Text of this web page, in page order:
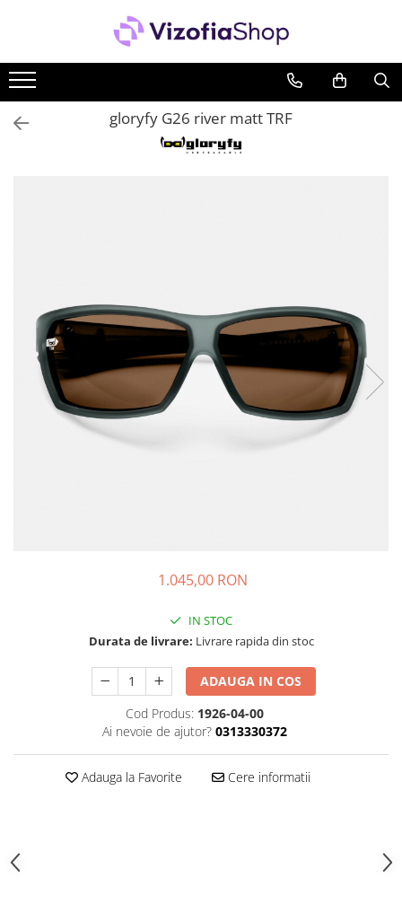
SOLUȚII ÎNTREȚINERE LENTILE DE
PACHETE AVANTAJOASE SOLUȚII
Pachete întreținere lentile moi
Pachete întreținere lentile dure/
RGP/ Ortho-K
PACHETE LENTILE DE CONTACT
Lentile sferice
SĂNĂTATE OCULARĂ
Pleoape și zona perioculară
Tratament Blefarită
gloryfy G26 river matt TRF
1.045,00 RON
IN STOC
Durata de livrare: Livrare rapida din stoc
ADAUGA IN COS
Cod Produs: 1926-04-00
Ai nevoie de ajutor? 0313330372
Adauga la Favorite Cere informatii